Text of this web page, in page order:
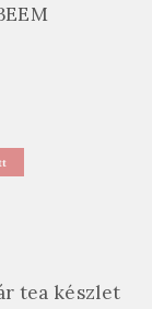
tea készlet